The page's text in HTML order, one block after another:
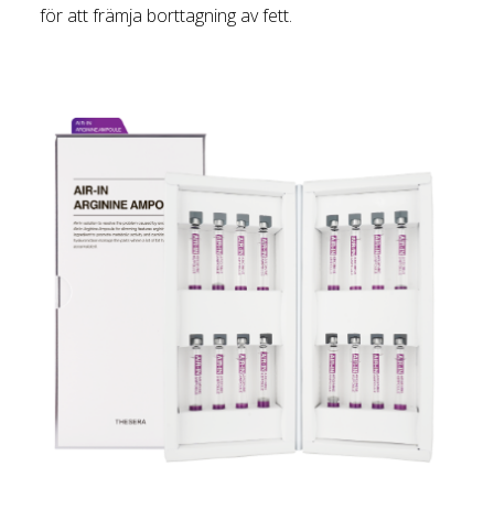
för att främja borttagning av fett.